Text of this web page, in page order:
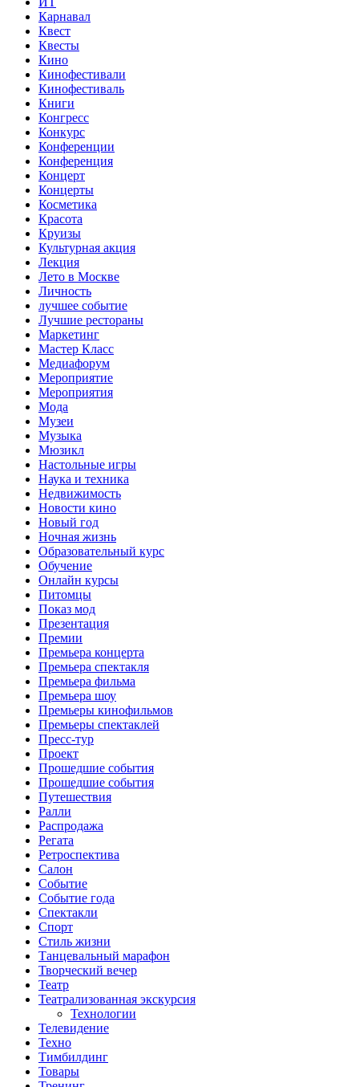
Карнавал
Квест
Квесты
Кино
Кинофестивали
Кинофестиваль
Книги
Конгресс
Конкурс
Конференции
Конференция
Концерт
Концерты
Косметика
Красота
Круизы
Культурная акция
Лекция
Лето в Москве
Личность
лучшее событие
Лучшие рестораны
Маркетинг
Мастер Класс
Медиафорум
Мероприятие
Мероприятия
Мода
Музеи
Музыка
Мюзикл
Настольные игры
Наука и техника
Недвижимость
Новости кино
Новый год
Ночная жизнь
Образовательный курс
Обучение
Онлайн курсы
Питомцы
Показ мод
Презентация
Премии
Премьера концерта
Премьера спектакля
Премьера фильма
Премьера шоу
Премьеры кинофильмов
Премьеры спектаклей
Пресс-тур
Проект
Прошедшие события
Прошедшие события
Путешествия
Ралли
Распродажа
Регата
Ретроспектива
Салон
Событие
Событие года
Спектакли
Спорт
Стиль жизни
Танцевальный марафон
Творческий вечер
Театр
Театрализованная экскурсия
Технологии
Телевидение
Техно
Тимбилдинг
Товары